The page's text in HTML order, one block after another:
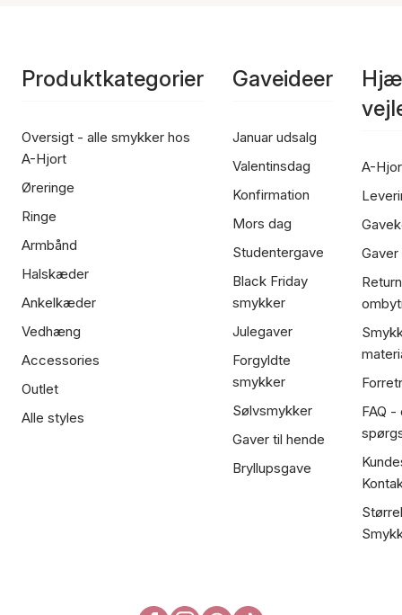
Produktkategorier
Oversigt - alle smykker hos
A-Hjort
Øreringe
Ringe
Armbånd
Halskæder
Ankelkæder
Vedhæng
Accessories
Outlet
Alle styles
Gaveideer
Januar udsalg
Valentinsdag
Konfirmation
Mors dag
Studentergave
Black Friday
smykker
Julegaver
Forgyldte
smykker
Sølvsmykker
Gaver til hende
Bryllupsgave
A-
FAQ